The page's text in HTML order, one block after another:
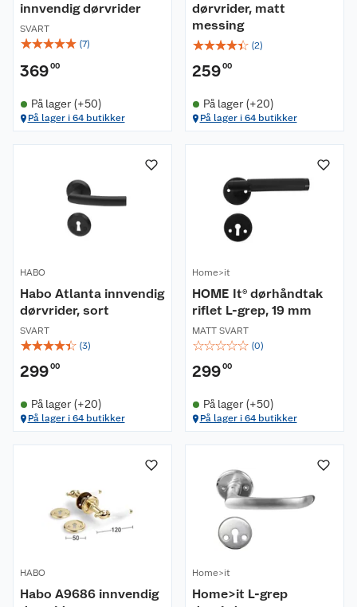
innvendig dørvrider
SVART
☆☆☆☆☆ (7)
36900
På lager (+50)
På lager i 64 butikker
dørvrider, matt
messing
☆☆☆☆☆ (2)
25900
På lager (+20)
På lager i 64 butikker
HABO
Habo Atlanta innvendig
dørvrider, sort
SVART
☆☆☆☆☆ (3)
29900
På lager (+20)
På lager i 64 butikker
Home>it
HOME It® dørhåndtak
riflet L-grep, 19 mm
MATT SVART
☆☆☆☆☆ (0)
29900
På lager (+50)
På lager i 64 butikker
HABO
Habo A9686 innvendig
Home>it
Home>it L-grep